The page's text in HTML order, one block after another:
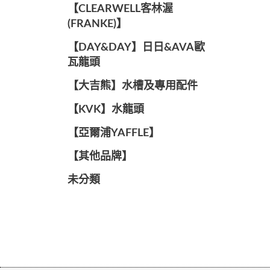
️【CLEARWELL客林渥
(FRANKE)】️
️【DAY&DAY】️日日&AVA歐
瓦龍頭
【大吉熊】水槽及專用配件
️【KVK】水龍頭️
【亞爾浦YAFFLE】
️【其他品牌】️
未分類